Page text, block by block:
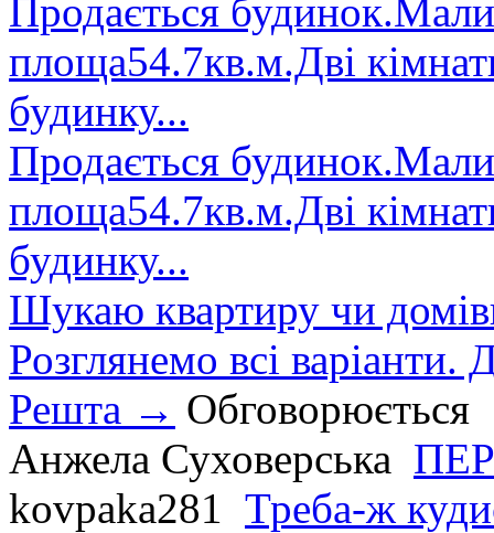
Продається
площа54.7кв.м.Дві
будинку...
Продається
площа54.7кв.м.Дві
будинку...
Шукаю квартиру чи
Розглянемо всі варіанти.
Решта → Обговорюється
Анжела Суховерська
kovpaka281 Треба-ж